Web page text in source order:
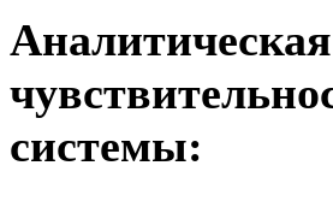
Аналитическая
системы: